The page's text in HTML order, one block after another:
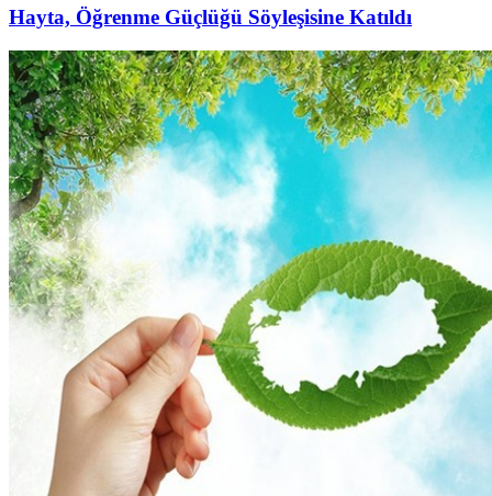
Hayta, Öğrenme Güçlüğü Söyleşisine Katıldı